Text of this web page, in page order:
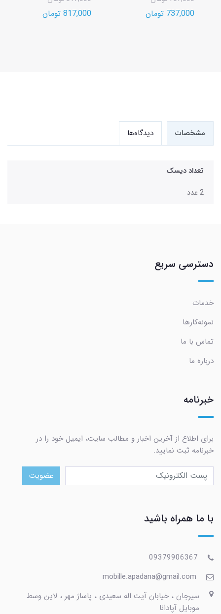
737,000 تومان 817,000 تومان
مشخصات دیدگاه‌ها
تعداد دیسک
2 عدد
دسترسی سریع
خدمات
نمونه‌کارها
تماس با ما
درباره ما
خبرنامه
برای اطلاع از آخرین اخبار و مطالب سایت، ایمیل خود را در
خبرنامه ثبت نمایید.
عضویت
با ما همراه باشید
09379906367
mobille.apadana@gmail.com
سیرجان ، خیابان آیت اله سعیدی ، پاساژ مهر ، لاین وسط
موبایل آپادانا